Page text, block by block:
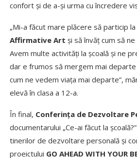
confort și de a-și urma cu încredere
„Mi-a făcut mare plăcere să particip la
Affirmative Art și să învăț cum să
Avem multe activități la școală și ne
dar e frumos să mergem mai
cum ne vedem viața mai departe”,
elevă în clasa a 12-a.
În final, Conferința de Dezvoltare
documentarului „Ce-ai făcut la
tinerilor de dezvoltare personală și
proeictului GO AHEAD WITH YOUR